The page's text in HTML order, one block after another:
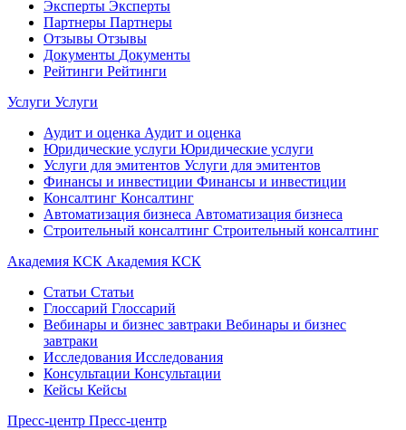
Эксперты Эксперты
Партнеры Партнеры
Отзывы Отзывы
Документы Документы
Рейтинги Рейтинги
Услуги Услуги
Аудит и оценка Аудит и оценка
Юридические услуги Юридические услуги
Услуги для эмитентов Услуги для эмитентов
Финансы и инвестиции Финансы и инвестиции
Консалтинг Консалтинг
Автоматизация бизнеса Автоматизация бизнеса
Строительный консалтинг Строительный консалтинг
Академия КСК Академия КСК
Статьи Статьи
Глоссарий Глоссарий
Вебинары и бизнес завтраки Вебинары и бизнес
завтраки
Исследования Исследования
Консультации Консультации
Кейсы Кейсы
Пресс-центр Пресс-центр